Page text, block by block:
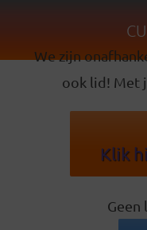
We zijn
ook lid! Met
Klik
Geen